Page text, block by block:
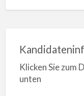
Klicken Sie zum
unten